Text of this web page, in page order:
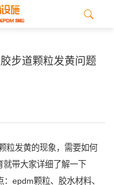
步道颗粒发黄问题
粒发黄的现象，需要如何
带大家详细了解一下
epdm颗粒、胶水材料、